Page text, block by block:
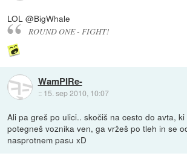
LOL @BigWhale
ROUND ONE - FIGHT!
WamPIRe-
:: 15. sep 2010, 10:07
Ali pa greš po ulici.. skočiš na cesto do avta,
potegneš voznika ven, ga vržeš po tleh in se
nasprotnem pasu xD